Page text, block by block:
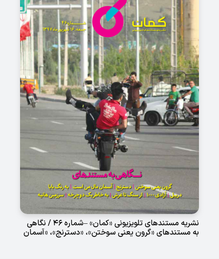
نشریه مستندهای تلویزیونی «کمان» –شماره 46 / نگاهی
به مستندهای «گرون یعنی سوختن»، «دسترنج»، «آسمان